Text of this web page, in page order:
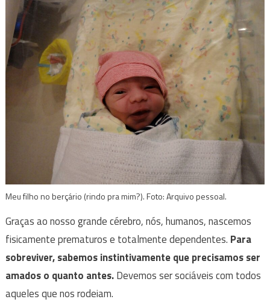
Meu filho no berçário (rindo pra mim?). Foto: Arquivo pessoal.
Graças ao nosso grande cérebro, nós, humanos, nascemos
fisicamente prematuros e totalmente dependentes. Para
sobreviver, sabemos instintivamente que precisamos ser
amados o quanto antes.Devemos ser sociáveis com todos
aqueles que nos rodeiam.